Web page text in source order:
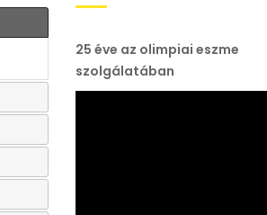
25 éve az olimpiai eszme
szolgálatában